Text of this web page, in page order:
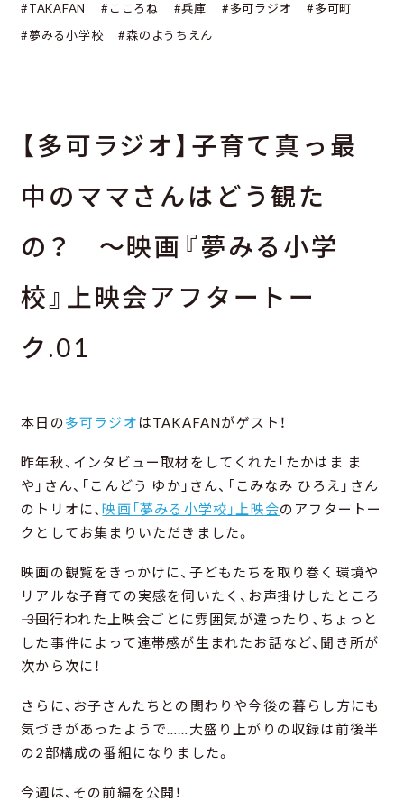
#TAKAFAN #こころね #兵庫 #多可ラジオ
#多可町
#夢みる小学校
#森のようちえん
【多可ラジオ】子育て真っ最
中のママさんはどう観た
の？ ～映画『夢みる小学
校』上映会アフタートー
ク.01
本日の多可ラジオ はTAKAFANがゲスト！
昨年秋、インタビュー取材をしてくれた「たかはま ま
や」さん、「こんどう ゆか」さん、「こみなみ ひろえ」さん
のトリオに、映画「夢みる小学校」上映会のアフタートー
クとしてお集まりいただきました。
映画の観覧をきっかけに、子どもたちを取り巻く環境や
リアルな子育ての実感を伺いたく、お声掛けしたところ
―― 3回行われた上映会ごとに雰囲気が違ったり、ちょっと
した事件によって連帯感が生まれたお話など、聞き所が
次から次に！
さらに、お子さんたちとの関わりや今後の暮らし方にも
気づきがあったようで……大盛り上がりの収録は前後半
の2部構成の番組になりました。
今週は、その前編を公開！